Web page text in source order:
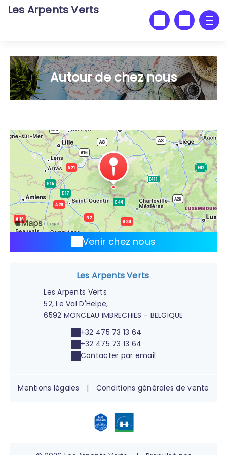
Les Arpents Verts
Autour de chez nous
Venir chez nous
Les Arpents Verts
Les Arpents Verts
52, Le Val D'Helpe,
6592 MONCEAU IMBRECHIES - BELGIQUE
+32 475 73 13 64
+32 475 73 13 64
Contacter par email
Mentions légales | Conditions générales de vente